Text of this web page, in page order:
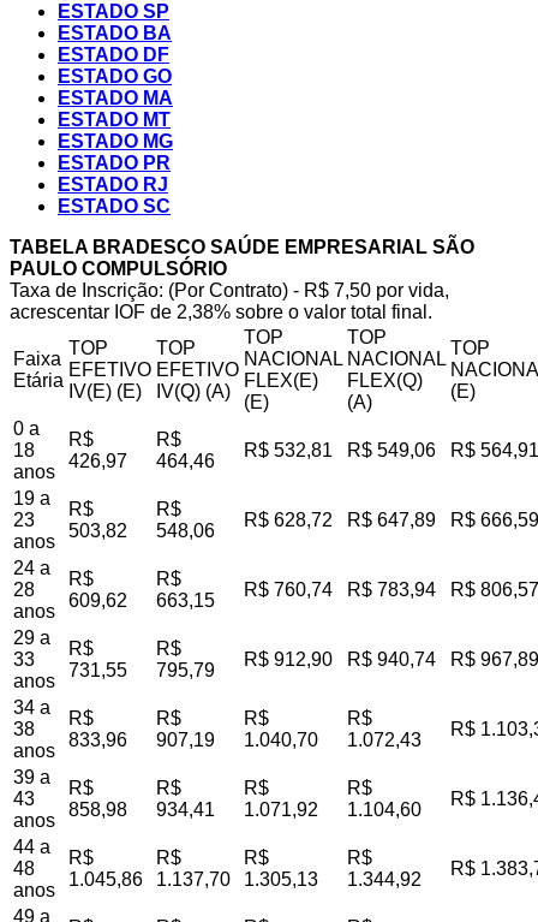
ESTADO SP
ESTADO BA
ESTADO DF
ESTADO GO
ESTADO MA
ESTADO MT
ESTADO MG
ESTADO PR
ESTADO RJ
ESTADO SC
TABELA BRADESCO SAÚDE EMPRESARIAL SÃO
PAULO COMPULSÓRIO
Taxa de Inscrição: (Por Contrato) - R$ 7,50 por vida,
acrescentar IOF de 2,38% sobre o valor total final.
Faixa
Etária
TOP
EFETIVO
IV(E) (E)
TOP
EFETIVO
IV(Q) (A)
TOP
NACIONAL
FLEX(E)
(E)
TOP
NACIONAL
FLEX(Q)
(A)
TOP
(E)
0 a
18
anos
R$
426,97
R$
464,46
R$ 532,81 R$ 549,06 R$ 564,91
19 a
23
anos
R$
503,82
R$
548,06
R$ 628,72 R$ 647,89 R$ 666,59
24 a
28
anos
R$
609,62
R$
663,15
R$ 760,74 R$ 783,94 R$ 806,57
29 a
33
anos
R$
731,55
R$
795,79
R$ 912,90 R$ 940,74 R$ 967,89
34 a
38
anos
R$
833,96
R$
907,19
R$
1.040,70
R$
1.072,43
R$
39 a
43
anos
R$
858,98
R$
934,41
R$
1.071,92
R$
1.104,60
R$
44 a
48
anos
R$
1.045,86
R$
1.137,70
R$
1.305,13
R$
1.344,92
R$
49 a